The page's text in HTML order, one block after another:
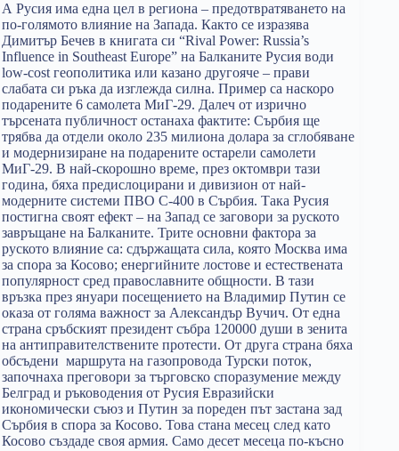
А Русия има една цел в региона – предотвратяването на
по-голямото влияние на Запада. Както се изразява
Димитър Бечев в книгата си “Rival Power: Russia’s
Influence in Southeast Europe” на Балканите Русия води
low-cost геополитика или казано другояче – прави
слабата си ръка да изглежда силна. Пример са наскоро
подарените 6 самолета МиГ-29. Далеч от изрично
търсената публичност останаха фактите: Сърбия ще
трябва да отдели около 235 милиона долара за сглобяване
и модернизиране на подарените остарели самолети
МиГ-29. В най-скорошно време, през октомври тази
година, бяха предислоцирани и дивизион от най-
модерните системи ПВО С-400 в Сърбия. Така Русия
постигна своят ефект – на Запад се заговори за руското
завръщане на Балканите. Трите основни фактора за
руското влияние са: сдържащата сила, която Москва има
за спора за Косово; енергийните лостове и естествената
популярност сред православните общности. В тази
връзка през януари посещението на Владимир Путин се
оказа от голяма важност за Александър Вучич. От една
страна сръбският президент събра 120000 души в зенита
на антиправителствените протести. От друга страна бяха
обсъдени маршрута на газопровода Турски поток,
започнаха преговори за търговско споразумение между
Белград и ръководения от Русия Евразийски
икономически съюз и Путин за пореден път застана зад
Сърбия в спора за Косово. Това стана месец след като
Косово създаде своя армия. Само десет месеца по-късно